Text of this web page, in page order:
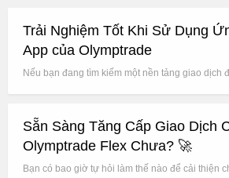
Trải Nghiệm Tốt Khi Sử Dụng
App của Olymptrade
Nếu bạn đang tìm kiếm một nền tảng giao dịch
Sẵn Sàng Tăng Cấp Giao Dịch
Olymptrade Flex Chưa? 🚀
Bạn có bao giờ tự hỏi làm thế nào để cải thiện